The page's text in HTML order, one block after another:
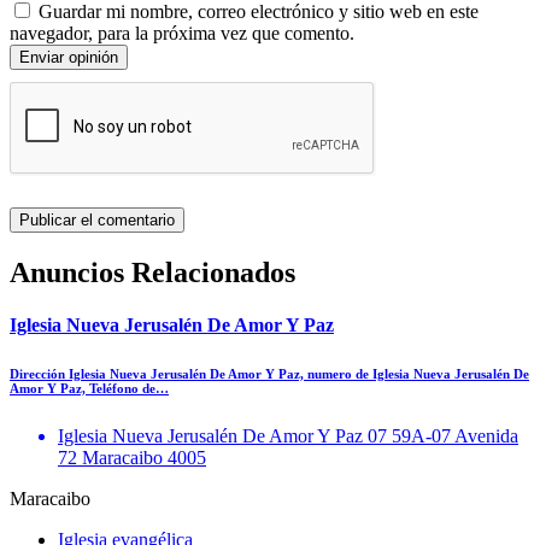
Guardar mi nombre, correo electrónico y sitio web en este
navegador, para la próxima vez que comento.
Enviar opinión
Anuncios Relacionados
Iglesia Nueva Jerusalén De Amor Y Paz
Dirección Iglesia Nueva Jerusalén De Amor Y Paz, numero de Iglesia Nueva Jerusalén De
Amor Y Paz, Teléfono de…
Iglesia Nueva Jerusalén De Amor Y Paz 07 59A-07 Avenida
72 Maracaibo 4005
Maracaibo
Iglesia evangélica